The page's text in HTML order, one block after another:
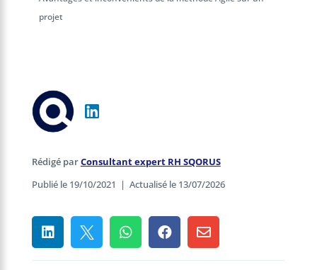
projet
Rédigé parConsultant expert RH SQORUS
Publié le 19/10/2021 | Actualisé le 13/07/2026
    